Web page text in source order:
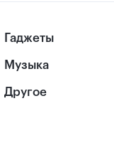
Гаджеты
Музыка
Другое